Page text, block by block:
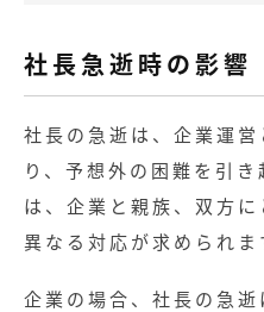
社長急逝時の影響
社長の急逝は、企業運
り、予想外の困難を引
は、企業と親族、双方
異なる対応が求められま
企業の場合、社長の急